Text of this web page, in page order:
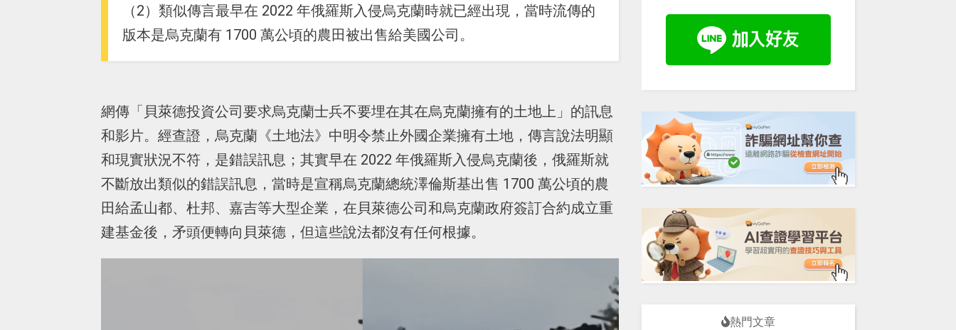
（2）類似傳言最早在 2022 年俄羅斯入侵烏克蘭時就已經出現，當時流傳的
版本是烏克蘭有 1700 萬公頃的農田被出售給美國公司。
網傳「貝萊德投資公司要求烏克蘭士兵不要埋在其在烏克蘭擁有的土地上」的訊息
和影片。經查證，烏克蘭《土地法》中明令禁止外國企業擁有土地，傳言說法明顯
和現實狀況不符，是錯誤訊息；其實早在 2022 年俄羅斯入侵烏克蘭後，俄羅斯就
不斷放出類似的錯誤訊息，當時是宣稱烏克蘭總統澤倫斯基出售 1700 萬公頃的農
田給孟山都、杜邦、嘉吉等大型企業，在貝萊德公司和烏克蘭政府簽訂合約成立重
建基金後，矛頭便轉向貝萊德，但這些說法都沒有任何根據。
熱門文章